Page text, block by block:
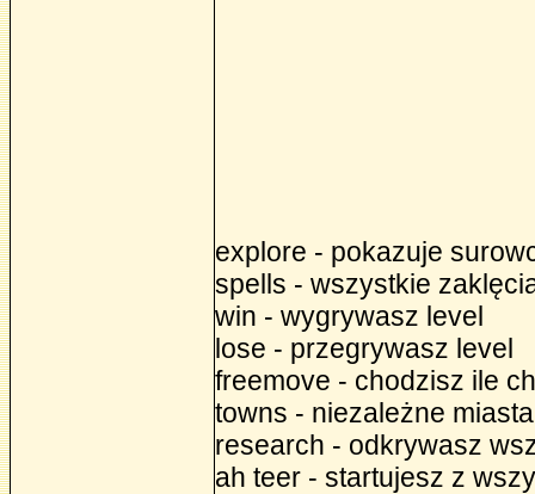
explore - pokazuje
spells - wszystkie
win - wygrywasz level
lose - przegrywasz level
freemove - chodzisz ile
towns - niezależne
research - odkrywasz
ah teer - startujesz z